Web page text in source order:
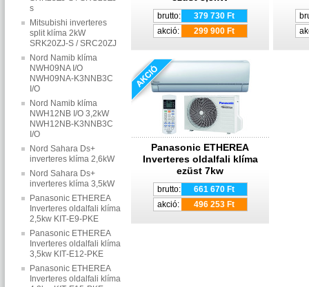
s
Mitsubishi inverteres
split klíma 2kW
SRK20ZJ-S / SRC20ZJ
Nord Namib klíma
NWH09NA I/O
NWH09NA-K3NNB3C
I/O
Nord Namib klíma
NWH12NB I/O 3,2kW
NWH12NB-K3NNB3C
I/O
Nord Sahara Ds+
inverteres klíma 2,6kW
Nord Sahara Ds+
inverteres klíma 3,5kW
Panasonic ETHEREA
Inverteres oldalfali klíma
2,5kw KIT‐E9‐PKE
Panasonic ETHEREA
Inverteres oldalfali klíma
3,5kw KIT‐E12‐PKE
Panasonic ETHEREA
Inverteres oldalfali klíma
brutto:
379 730 Ft
akció:
299 900 Ft
Panasonic ETHEREA
Inverteres oldalfali klíma
ezüst 7kw
brutto:
661 670 Ft
akció:
496 253 Ft